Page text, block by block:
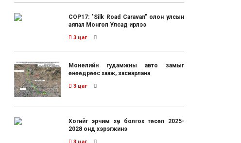
COP17: "Silk Road Caravan" олон улсын
аялал Монгол Улсад ирлээ
3 цаг
Монелийн гудамжны авто замыг
өнөөдрөөс хааж, засварлана
3 цаг
Хогийг эрчим хүч болгох төсөл 2025-
2028 онд хэрэгжинэ